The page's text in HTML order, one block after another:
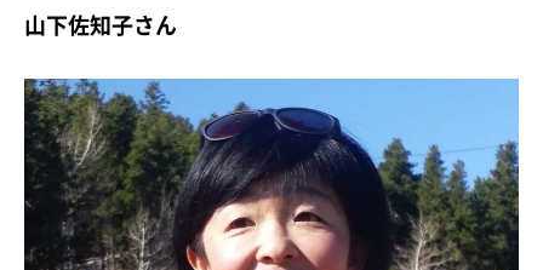
山下佐知子さん